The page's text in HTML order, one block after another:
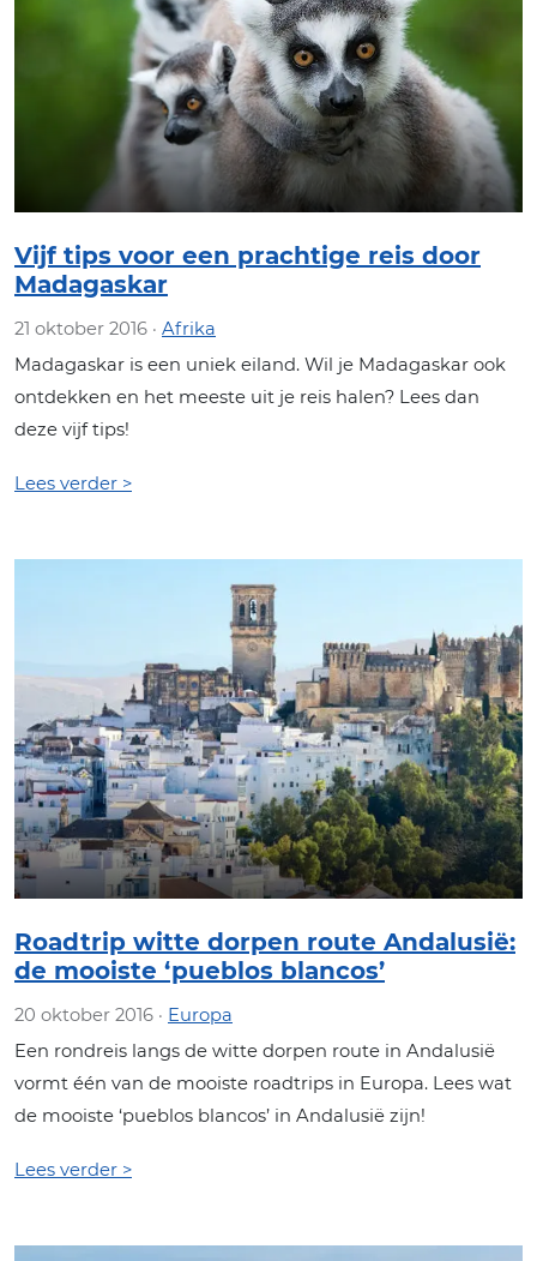
Vijf tips voor een prachtige reis door
Madagaskar
21 oktober 2016 · Afrika
Madagaskar is een uniek eiland. Wil je Madagaskar ook
ontdekken en het meeste uit je reis halen? Lees dan
deze vijf tips!
Lees verder >
Roadtrip witte dorpen route Andalusië:
de mooiste ‘pueblos blancos’
20 oktober 2016 · Europa
Een rondreis langs de witte dorpen route in Andalusië
vormt één van de mooiste roadtrips in Europa. Lees wat
de mooiste ‘pueblos blancos’ in Andalusië zijn!
Lees verder >